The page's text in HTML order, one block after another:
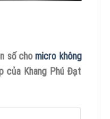
số chomicro không
của Khang Phú Đạt